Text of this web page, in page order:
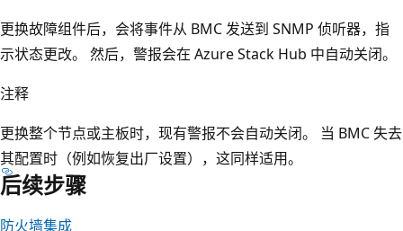
更换故障组件后，会将事件从 BMC 发送到 SNMP 侦听器，指
示状态更改。 然后，警报会在 Azure Stack Hub 中自动关闭。
注释
更换整个节点或主板时，现有警报不会自动关闭。 当 BMC 失去
其配置时（例如恢复出厂设置），这同样适用。
后续步骤
防火墙集成